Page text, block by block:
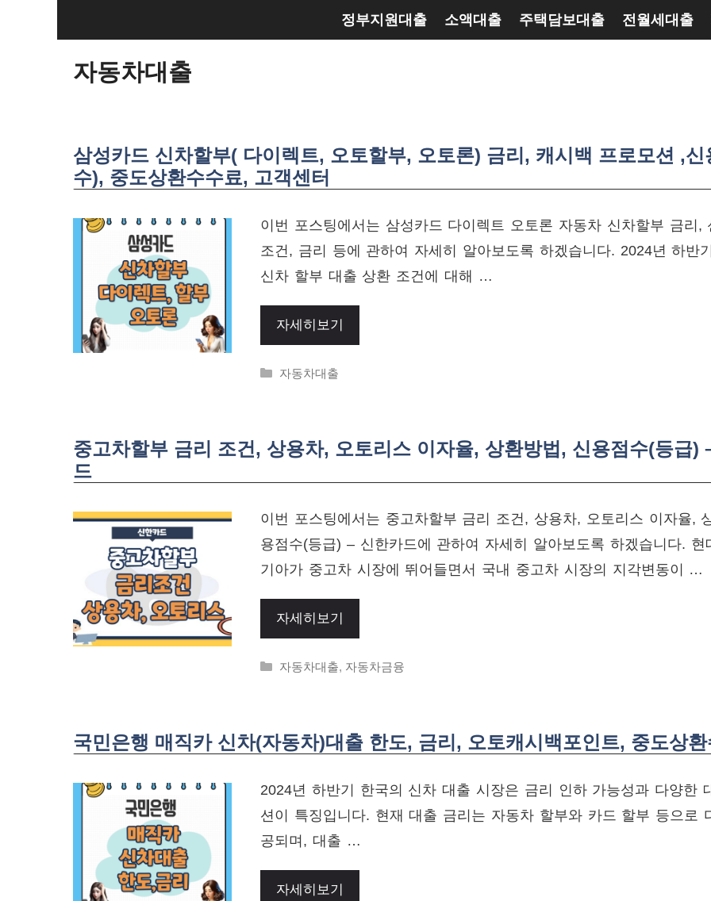
정부지원대출 소액대출 주택담보대출 전월세대출
자동차대출
삼성카드 신차할부( 다이렉트, 오토할부, 오토론) 금리, 캐시백 프로모션 ,신
수), 중도상환수수료, 고객센터
이번 포스팅에서는 삼성카드 다이렉트 오토론 자동차 신차할부 금리,
조건, 금리 등에 관하여 자세히 알아보도록 하겠습니다. 2024년 하반
신차 할부 대출 상환 조건에 대해 …
자세히보기
Categories
자동차대출
중고차할부 금리 조건, 상용차, 오토리스 이자율, 상환방법, 신용점수(등급)
드
이번 포스팅에서는 중고차할부 금리 조건, 상용차, 오토리스 이자율,
용점수(등급) – 신한카드에 관하여 자세히 알아보도록 하겠습니다. 현
기아가 중고차 시장에 뛰어들면서 국내 중고차 시장의 지각변동이 …
자세히보기
Categories
자동차대출, 자동차금융
국민은행 매직카 신차(자동차)대출 한도, 금리, 오토캐시백포인트, 중도상
2024년 하반기 한국의 신차 대출 시장은 금리 인하 가능성과 다양한
션이 특징입니다. 현재 대출 금리는 자동차 할부와 카드 할부 등으로
공되며, 대출 …
자세히보기